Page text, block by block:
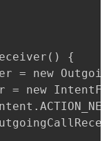
{
= new
= new